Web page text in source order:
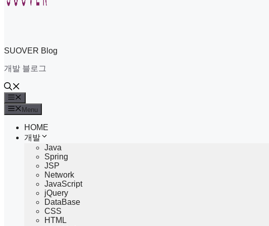
SUOVER Blog
개발 블로그
Menu
HOME
개발
Java
Spring
JSP
Network
JavaScript
jQuery
DataBase
CSS
HTML